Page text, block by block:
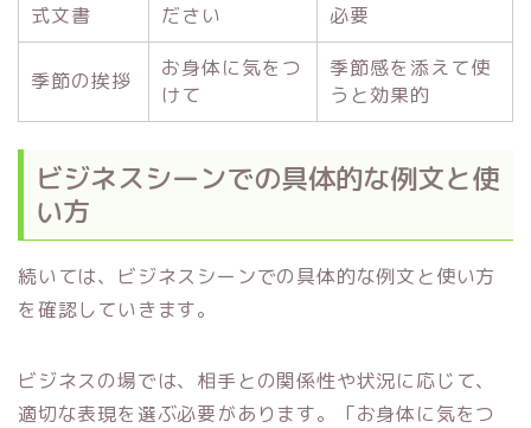
式文書
ださい
必要
季節の挨拶
お身体に気をつ
けて
季節感を添えて使
うと効果的
ビジネスシーンでの具体的な例文と使
い方
続いては、ビジネスシーンでの具体的な例文と使い方
を確認していきます。
ビジネスの場では、相手との関係性や状況に応じて、
適切な表現を選ぶ必要があります。「お身体に気をつ